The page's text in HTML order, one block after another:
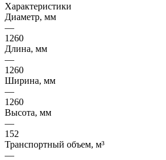
Характеристики
Диаметр, мм
—
1260
Длина, мм
—
1260
Ширина, мм
—
1260
Высота, мм
—
152
Транспортный объем, м³
—